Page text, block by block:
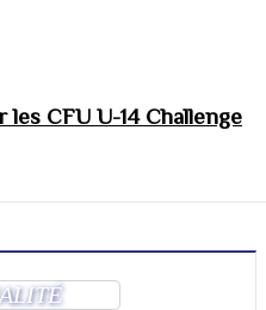
CFU U-14 Challenge